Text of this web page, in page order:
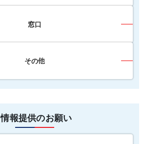
窓口
その他
情報提供のお願い